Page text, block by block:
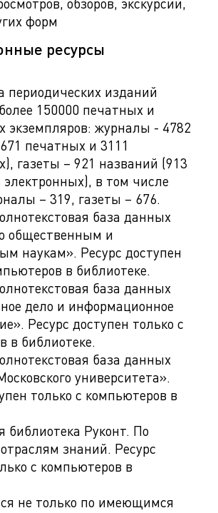
форм
ресурсы
периодических изданий
150000 печатных и
экземпляров: журналы - 4782
печатных и 3111
газеты – 921 названий (913
в том числе
– 319, газеты – 676.
база данных
общественным и
наукам». Ресурс доступен
в библиотеке.
база данных
дело и информационное
Ресурс доступен только с
в библиотеке.
база данных
университета».
только с компьютеров в
библиотека Руконт. По
знаний. Ресурс
с компьютеров в
не только по имеющимся